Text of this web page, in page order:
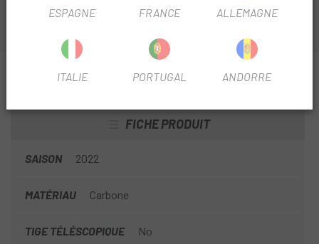
INFORMATION SUR TIGE DE SELLE SPECIALIZED
FICHE PRODUIT
SAISON 2022
MATÉRIAU Carbone
TIGE TÉLÉSCOPIQUE No
ESPAGNE FRANCE ALLEMAGNE
ITALIE PORTUGAL ANDORRE